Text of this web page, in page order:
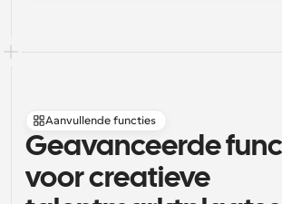
Aanvullende functies
Geavanceerde
voor creatieve